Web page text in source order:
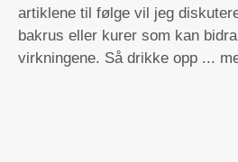
artiklene til følge vil jeg
bakrus eller kurer som kan
virkningene. Så drikke opp ...